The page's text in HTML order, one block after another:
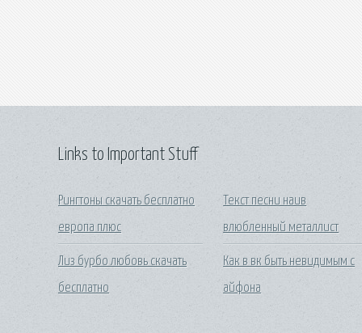
Links to Important Stuff
Рингтоны скачать бесплатно
европа плюс
Лиз бурбо любовь скачать
бесплатно
Текст песни наив
влюбленный металлист
Как в вк быть невидимым с
айфона